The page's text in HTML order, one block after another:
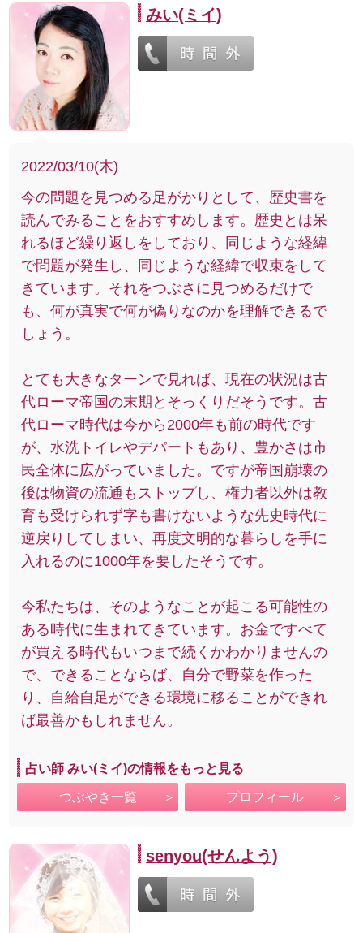
みい(ミイ)
2022/03/10(木)
今の問題を見つめる足がかりとして、歴史書を
読んでみることをおすすめします。歴史とは呆
れるほど繰り返しをしており、同じような経緯
で問題が発生し、同じような経緯で収束をして
きています。それをつぶさに見つめるだけで
も、何が真実で何が偽りなのかを理解できるで
しょう。
とても大きなターンで見れば、現在の状況は古
代ローマ帝国の末期とそっくりだそうです。古
代ローマ時代は今から2000年も前の時代です
が、水洗トイレやデパートもあり、豊かさは市
民全体に広がっていました。ですが帝国崩壊の
後は物資の流通もストップし、権力者以外は教
育も受けられず字も書けないような先史時代に
逆戻りしてしまい、再度文明的な暮らしを手に
入れるのに1000年を要したそうです。
今私たちは、そのようなことが起こる可能性の
ある時代に生まれてきています。お金ですべて
が買える時代もいつまで続くかわかりませんの
で、できることならば、自分で野菜を作った
り、自給自足ができる環境に移ることができれ
ば最善かもしれません。
占い師 みい(ミイ)の情報をもっと見る
つぶやき一覧 プロフィール
senyou(せんよう)